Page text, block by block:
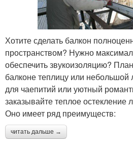
Хотите сделать балкон
пространством? Нужно
обеспечить звукоизоляцию?
балконе теплицу или небольшой
для чаепитий или уютный
заказывайте теплое остекление
Оно имеет ряд преимуществ:
читать дальше →